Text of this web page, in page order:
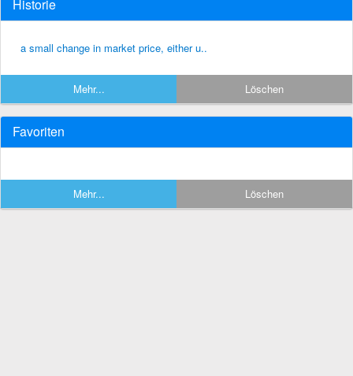
Historie
a small change in market price, either u..
Mehr... Löschen
Favoriten
Mehr... Löschen